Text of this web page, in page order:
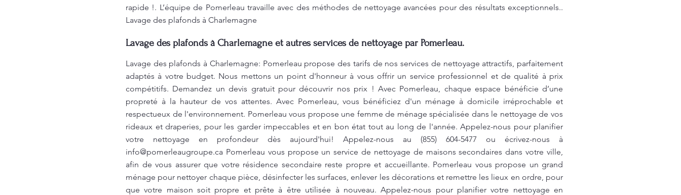
rapide !. L’équipe de Pomerleau travaille avec des méthodes de nettoyage avancées pour des résultats exceptionnels..
Lavage des plafonds à Charlemagne
Lavage des plafonds à Charlemagne et autres services de nettoyage par Pomerleau.
Lavage des plafonds à Charlemagne: Pomerleau propose des tarifs de nos services de nettoyage attractifs, parfaitement
adaptés à votre budget. Nous mettons un point d'honneur à vous offrir un service professionnel et de qualité à prix
compétitifs. Demandez un devis gratuit pour découvrir nos prix ! Avec Pomerleau, chaque espace bénéficie d’une
propreté à la hauteur de vos attentes. Avec Pomerleau, vous bénéficiez d'un ménage à domicile irréprochable et
respectueux de l'environnement. Pomerleau vous propose une femme de ménage spécialisée dans le nettoyage de vos
rideaux et draperies, pour les garder impeccables et en bon état tout au long de l'année. Appelez-nous pour planifier
votre nettoyage en profondeur dès aujourd'hui! Appelez-nous au (855) 604-5477 ou écrivez-nous à
info@pomerleaugroupe.ca Pomerleau vous propose un service de nettoyage de maisons secondaires dans votre ville,
afin de vous assurer que votre résidence secondaire reste propre et accueillante. Pomerleau vous propose un grand
ménage pour nettoyer chaque pièce, désinfecter les surfaces, enlever les décorations et remettre les lieux en ordre, pour
que votre maison soit propre et prête à être utilisée à nouveau. Appelez-nous pour planifier votre nettoyage en